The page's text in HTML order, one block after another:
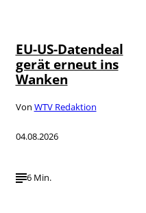
EU-US-Datendeal
gerät erneut ins
Wanken
Von WTV Redaktion
04.08.2026
6 Min.